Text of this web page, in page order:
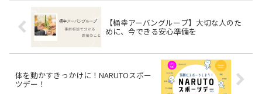
【桶幸アーバングループ】大切な人のた
めに、今できる安心準備を
体を動かすきっかけに！NARUTOスポー
ツデー！